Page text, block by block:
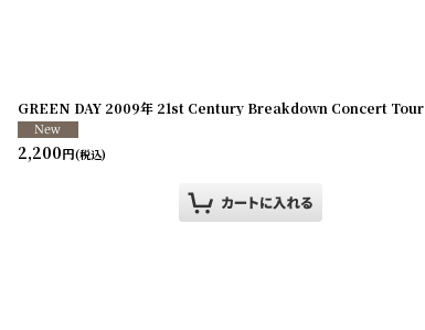
GREEN DAY 2009年 21st Century Breakdown Concert Tour
2,200円(税込)